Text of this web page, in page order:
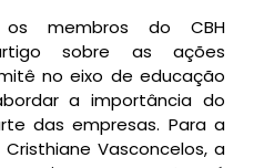
membros do CBH
sobre as ações
no eixo de educação
a importância do
das empresas. Para a
Vasconcelos, a